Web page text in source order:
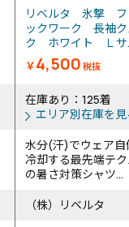
リベルタ 氷撃 フ
ックワーク 長袖ク
ク ホワイト Ｌサ
￥4,500 税抜
在庫あり：125着
エリア別在庫を見
水分(汗)でウェア自
冷却する最先端テ
の暑さ対策シャツ...
（株）リベルタ